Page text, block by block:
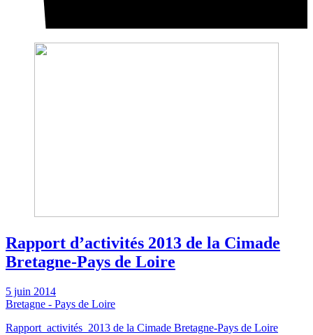
Rapport d’activités 2013 de la Cimade
Bretagne-Pays de Loire
5 juin 2014
Bretagne - Pays de Loire
Rapport_activités_2013 de la Cimade Bretagne-Pays de Loire